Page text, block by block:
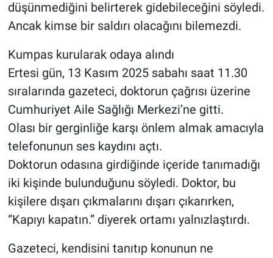
düşünmediğini belirterek gidebileceğini söyledi.
Ancak kimse bir saldırı olacağını bilemezdi.
Kumpas kurularak odaya alındı
Ertesi gün, 13 Kasım 2025 sabahı saat 11.30
sıralarında gazeteci, doktorun çağrısı üzerine
Cumhuriyet Aile Sağlığı Merkezi’ne gitti.
Olası bir gerginliğe karşı önlem almak amacıyla
telefonunun ses kaydını açtı.
Doktorun odasına girdiğinde içeride tanımadığı
iki kişinde bulunduğunu söyledi. Doktor, bu
kişilere dışarı çıkmalarını dışarı çıkarırken,
“Kapıyı kapatın.” diyerek ortamı yalnızlaştırdı.
Gazeteci, kendisini tanıtıp konunun ne